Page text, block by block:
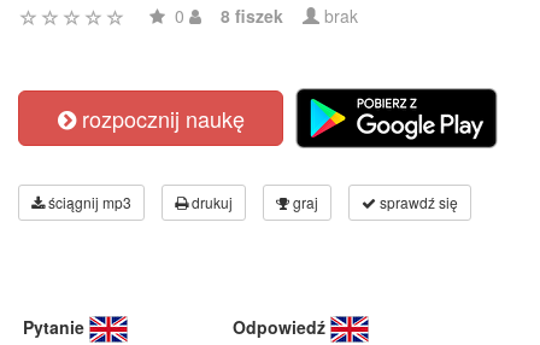
0 8 fiszek brak
rozpocznij naukę
ściągnij mp3 drukuj graj sprawdź się
Pytanie Odpowiedź